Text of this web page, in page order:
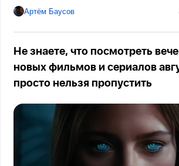
Артём Баусов
Не знаете, что посмотреть
новых фильмов и сериалов
просто нельзя пропустить